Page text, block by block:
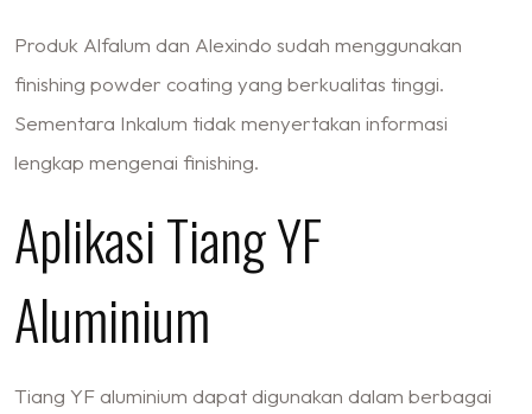
Produk Alfalum dan Alexindo sudah menggunakan
finishing powder coating yang berkualitas tinggi.
Sementara Inkalum tidak menyertakan informasi
lengkap mengenai finishing.
Aplikasi Tiang YF
Aluminium
Tiang YF aluminium dapat digunakan dalam berbagai